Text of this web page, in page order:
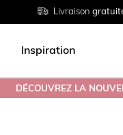
LivraisonTailles
Retour
Inspiration
DÉCOUVREZ LA